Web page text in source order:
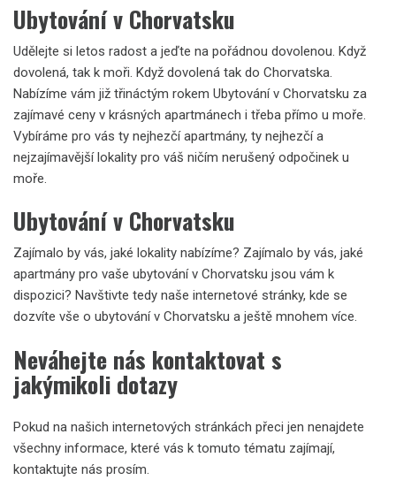
Ubytování v Chorvatsku
Udělejte si letos radost a jeďte na pořádnou dovolenou. Když
dovolená, tak k moři. Když dovolená tak do Chorvatska.
Nabízíme vám již třináctým rokem Ubytování v Chorvatsku za
zajímavé ceny v krásných apartmánech i třeba přímo u moře.
Vybíráme pro vás ty nejhezčí apartmány, ty nejhezčí a
nejzajímavější lokality pro váš ničím nerušený odpočinek u
moře.
Ubytování v Chorvatsku
Zajímalo by vás, jaké lokality nabízíme? Zajímalo by vás, jaké
apartmány pro vaše ubytování v Chorvatsku jsou vám k
dispozici? Navštivte tedy naše internetové stránky, kde se
dozvíte vše o ubytování v Chorvatsku a ještě mnohem více.
Neváhejte nás kontaktovat s
jakýmikoli dotazy
Pokud na našich internetových stránkách přeci jen nenajdete
všechny informace, které vás k tomuto tématu zajímají,
kontaktujte nás prosím.